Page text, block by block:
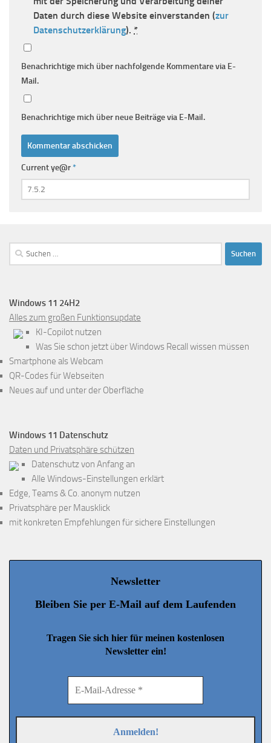
Daten durch diese Website einverstanden (zur
Datenschutzerklärung). *
Benachrichtige mich über nachfolgende Kommentare via E-
Mail.
Benachrichtige mich über neue Beiträge via E-Mail.
Current ye@r*
Suchen
nach:
Windows 11 24H2
Alles zum großen Funktionsupdate
KI-Copilot nutzen
Was Sie schon jetzt über Windows Recall wissen müssen
Smartphone als Webcam
QR-Codes für Webseiten
Neues auf und unter der Oberfläche
Windows 11 Datenschutz
Daten und Privatsphäre schützen
Datenschutz von Anfang an
Alle Windows-Einstellungen erklärt
Edge, Teams & Co. anonym nutzen
Privatsphäre per Mausklick
mit konkreten Empfehlungen für sichere Einstellungen
Newsletter
Bleiben Sie per E-Mail auf dem Laufenden
Tragen Sie sich hier für meinen kostenlosen
Newsletter ein!